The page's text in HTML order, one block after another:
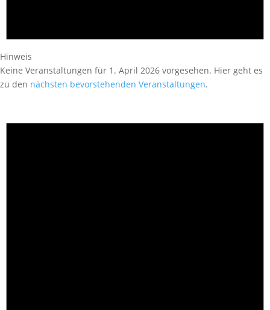
Hinweis
Keine Veranstaltungen für 1. April 2026 vorgesehen. Hier geht es
zu den nächsten bevorstehenden Veranstaltungen.